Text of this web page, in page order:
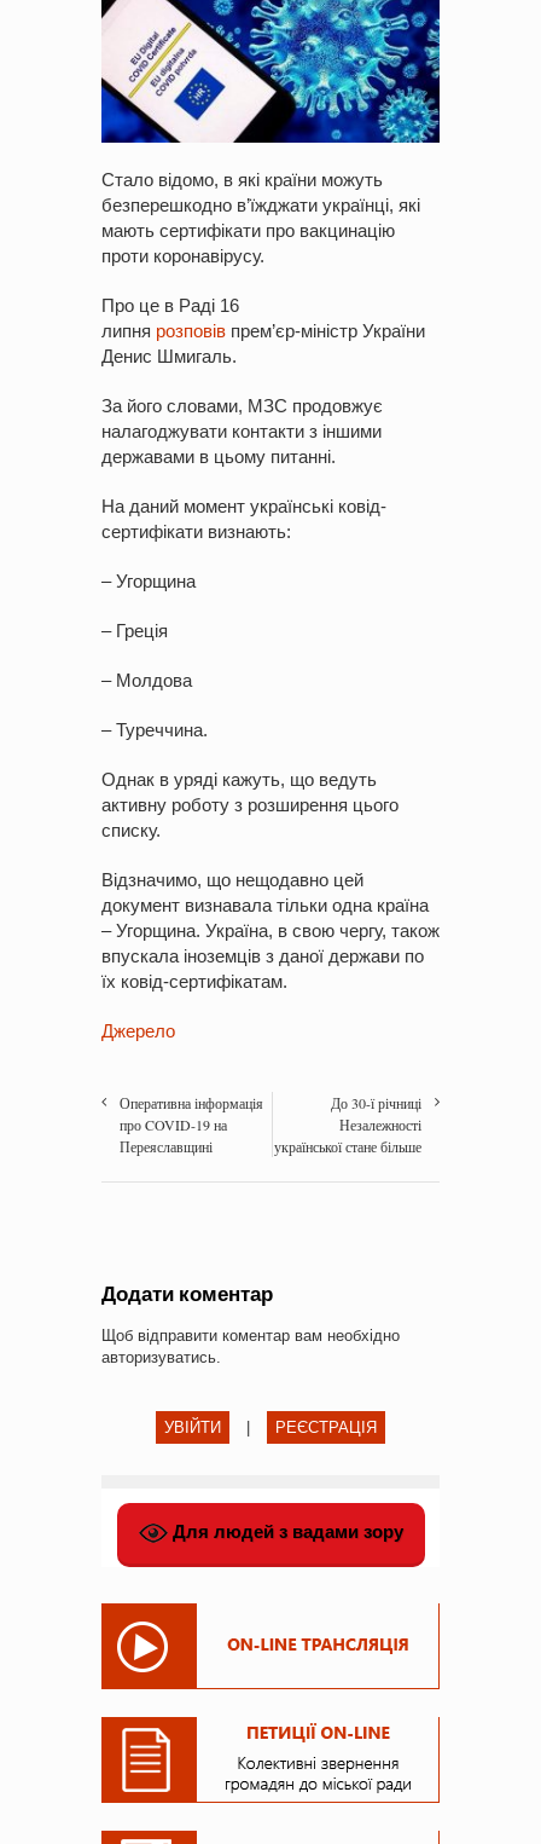
Стало відомо, в які країни можуть
безперешкодно в’їжджати українці, які
мають сертифікати про вакцинацію
проти коронавірусу.
Про це в Раді 16
липня розповів прем’єр-міністр України
Денис Шмигаль.
За його словами, МЗС продовжує
налагоджувати контакти з іншими
державами в цьому питанні.
На даний момент українські ковід-
сертифікати визнають:
– Угорщина
– Греція
– Молдова
– Туреччина.
Однак в уряді кажуть, що ведуть
активну роботу з розширення цього
списку.
Відзначимо, що нещодавно цей
документ визнавала тільки одна країна
– Угорщина. Україна, в свою чергу, також
впускала іноземців з даної держави по
їх ковід-сертифікатам.
Джерело
Оперативна інформація
про COVID-19 на
Переяславщині
До 30-ї річниці
Незалежності
української стане більше
Додати коментар
Щоб відправити коментар вам необхідно
авторизуватись.
УВІЙТИ РЕЄСТРАЦІЯ
Для людей з вадами зору